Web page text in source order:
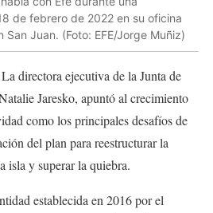
de febrero de 2022 en su oficina
San Juan. (Foto: EFE/Jorge Muñiz)
directora ejecutiva de la Junta de
Jaresko, apuntó al crecimiento
como los principales desafíos de
del plan para reestructurar la
isla y superar la quiebra.
establecida en 2016 por el